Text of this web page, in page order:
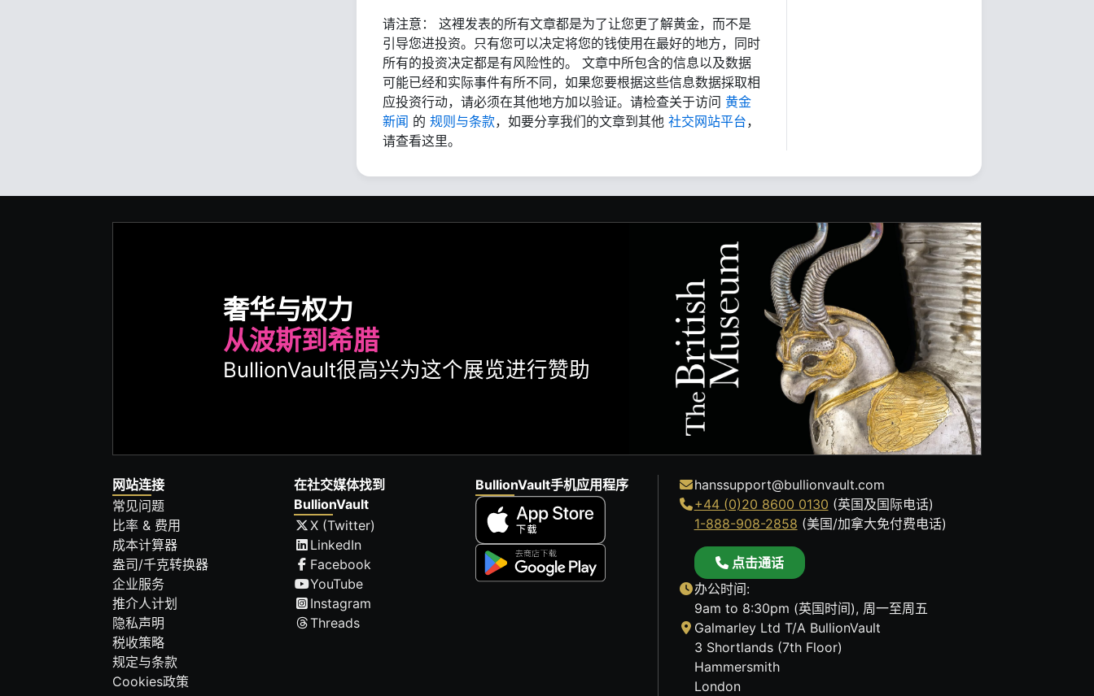
请注意： 这裡发表的所有文章都是为了让您更了解黄金，而不是
引导您进投资。只有您可以决定将您的钱使用在最好的地方，同时
所有的投资决定都是有风险性的。 文章中所包含的信息以及数据
可能已经和实际事件有所不同，如果您要根据这些信息数据採取相
应投资行动，请必须在其他地方加以验证。请检查关于访问 黄金
新闻 的 规则与条款，如要分享我们的文章到其他 社交网站平台，
请查看这里。
奢华与权力
从波斯到希腊
BullionVault很高兴为这个展览进行赞助
网站连接
常见问题
比率 & 费用
成本计算器
盎司/千克转换器
企业服务
推介人计划
隐私声明
税收策略
规定与条款
Cookies政策
在社交媒体找到
BullionVault
X (Twitter)
LinkedIn
Facebook
YouTube
Instagram
Threads
BullionVault手机应用程序
hanssupport@bullionvault.com
+44 (0)20 8600 0130 (英国及国际电话)
1-888-908-2858 (美国/加拿大免付费电话)
点击通话
办公时间:
9am to 8:30pm (英国时间), 周一至周五
Galmarley Ltd T/A BullionVault
3 Shortlands (7th Floor)
Hammersmith
London